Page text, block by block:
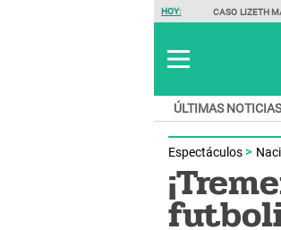
HOY: CASO LIZETH
ÚLTIMAS NOTICIAS
Espectáculos